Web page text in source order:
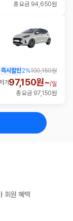
총 요금 94,650원
즉시할인2%100,150원
가97,150원~/일
총 요금 97,150원
회원 혜택